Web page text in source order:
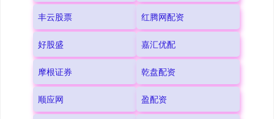
丰云股票 红腾网配资
好股盛 嘉汇优配
摩根证券 乾盘配资
顺应网 盈配资